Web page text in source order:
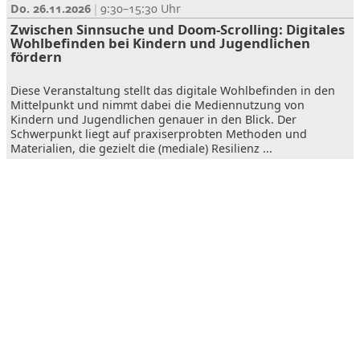
Do. 26.11.2026 9:30–15:30
Zwischen Sinnsuche und Doom-Scrolling: Digitales
Wohlbefinden bei Kindern und Jugendlichen
fördern
Diese Veranstaltung stellt das digitale Wohlbefinden in den
Mittelpunkt und nimmt dabei die Mediennutzung von
Kindern und Jugendlichen genauer in den Blick. Der
Schwerpunkt liegt auf praxiserprobten Methoden und
Materialien, die gezielt die (mediale) Resilienz ...